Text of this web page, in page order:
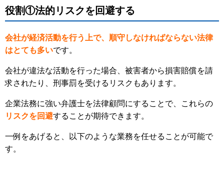
役割①法的リスクを回避する
会社が経済活動を行う上で、順守しなければならない法律
はとても多いです。
会社が違法な活動を行った場合、被害者から損害賠償を請
求されたり、刑事罰を受けるリスクもあります。
企業法務に強い弁護士を法律顧問にすることで、これらの
リスクを回避することが期待できます。
一例をあげると、以下のような業務を任せることが可能で
す。